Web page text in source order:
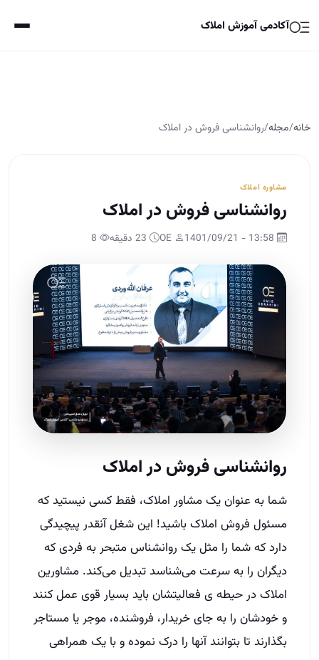
آکادمی آموزش املاک
خانه/مجله/روانشناسی فروش در املاک
مشاوره املاک
روانشناسی فروش در املاک
روانشناسیفروش دراملاک
شما به عنوان یک مشاور املاک، فقط کسی نیستید که
مسئول فروش املاک باشید! این شغل آنقدر پیچیدگی
دارد که شما را مثل یک روانشناس متبحر به فردی که
دیگران را به سرعت می‌شناسد تبدیل می‌کند. مشاورین
املاک در حیطه ی فعالیتشان باید بسیار قوی عمل کنند
و خودشان را به جای خریدار، فروشنده، موجر یا مستاجر
بگذارند تا بتوانند آنها را درک نموده و با یک همراهی